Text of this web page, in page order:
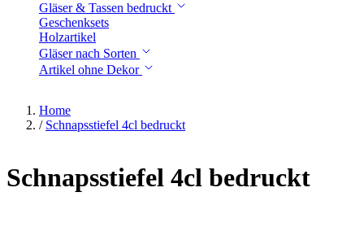
Gläser & Tassen bedruckt
Geschenksets
Holzartikel
Gläser nach Sorten
Artikel ohne Dekor
Home
/ Schnapsstiefel 4cl bedruckt
Schnapsstiefel 4cl bedruckt